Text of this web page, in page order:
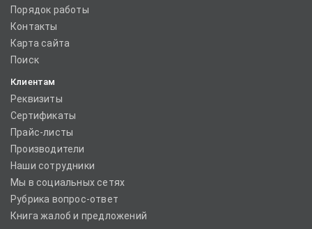
Порядок работы
Контакты
Карта сайта
Поиск
Клиентам
Реквизиты
Сертификаты
Прайс-листы
Производители
Наши сотрудники
Мы в социальных сетях
Рубрика вопрос-ответ
Книга жалоб и предложений